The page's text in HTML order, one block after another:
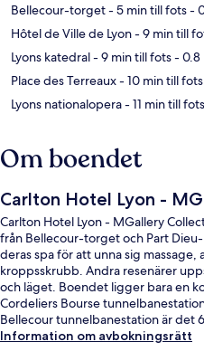
Bellecour-torget- 5 min till fots-
Hôtel de Ville de Lyon- 9 min till
Lyons katedral- 9 min till fots- 0.8
Place des Terreaux- 10 min till fots
Lyons nationalopera- 11 min till fots
Om boendet
Carlton Hotel Lyon -
Carlton Hotel Lyon - MGallery
från Bellecour-torget och Part
deras spa för att unna sig
kroppsskrubb. Andra resenärer
och läget. Boendet ligger bara en
Cordeliers Bourse
Bellecour tunnelbanestation är det
Information om avbokningsrätt